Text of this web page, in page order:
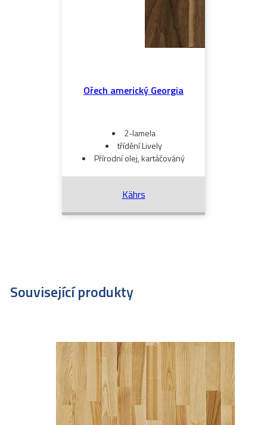
Ořech americký Georgia
2-lamela
třídění Lively
Přírodní olej, kartáčováný
Kährs
Související produkty